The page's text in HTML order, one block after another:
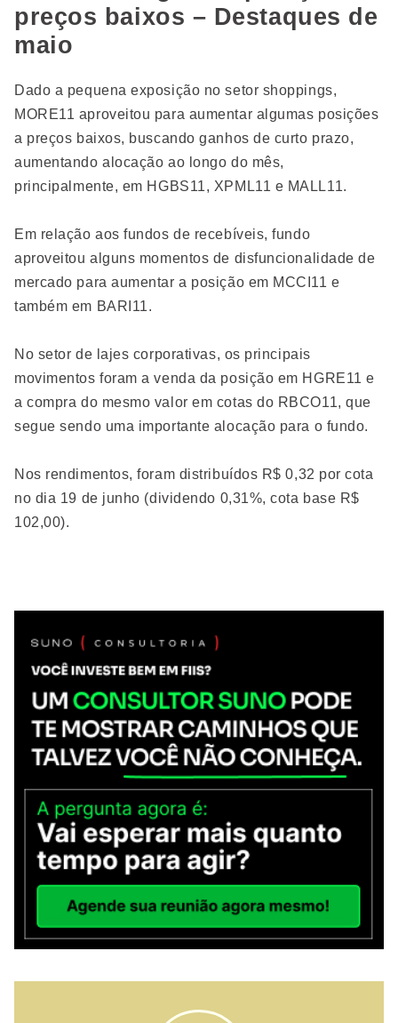
preços baixos – Destaques de
maio
Dado a pequena exposição no setor shoppings,
MORE11 aproveitou para aumentar algumas posições
a preços baixos, buscando ganhos de curto prazo,
aumentando alocação ao longo do mês,
principalmente, em HGBS11, XPML11 e MALL11.
Em relação aos fundos de recebíveis, fundo
aproveitou alguns momentos de disfuncionalidade de
mercado para aumentar a posição em MCCI11 e
também em BARI11.
No setor de lajes corporativas, os principais
movimentos foram a venda da posição em HGRE11 e
a compra do mesmo valor em cotas do RBCO11, que
segue sendo uma importante alocação para o fundo.
Nos rendimentos, foram distribuídos R$ 0,32 por cota
no dia 19 de junho (dividendo 0,31%, cota base R$
102,00).